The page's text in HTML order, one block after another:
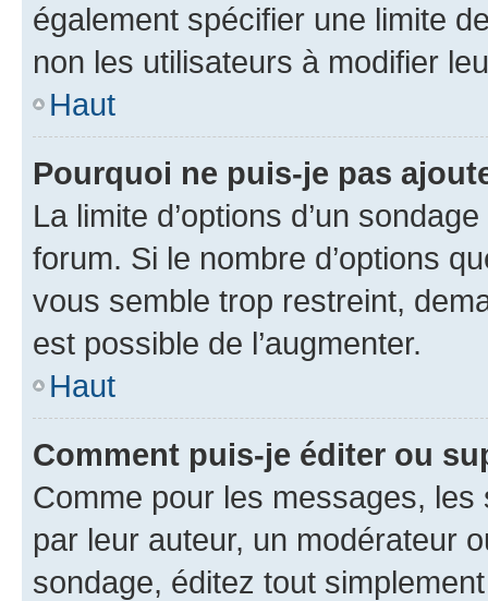
également spécifier une limite
non les utilisateurs à modifier
Haut
Pourquoi ne puis-je pas
La limite d’options d’un
forum. Si le nombre d’options
vous semble trop restreint,
est possible de l’augmenter.
Haut
Comment puis-je éditer ou
Comme pour les messages,
par leur auteur, un modérateur
sondage, éditez tout